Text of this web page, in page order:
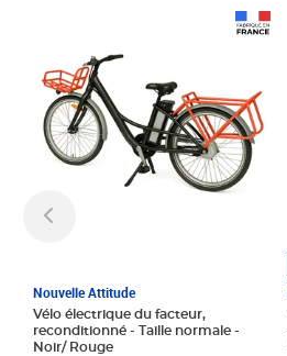
Nouvelle Attitude
Vélo électrique du facteur,
reconditionné - Taille normale -
Noir/ Rouge